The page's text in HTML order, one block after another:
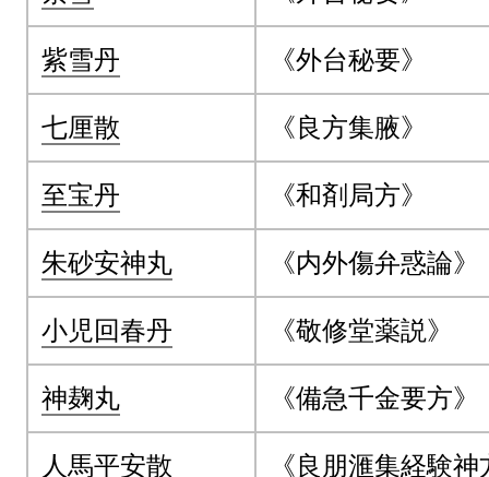
紫雪丹 《外台秘要》
七厘散 《良方集腋》
至宝丹 《和剤局方》
朱砂安神丸 《内外傷弁惑論》
小児回春丹 《敬修堂薬説》
神麹丸 《備急千金要方》
人馬平安散 《良朋滙集経験神